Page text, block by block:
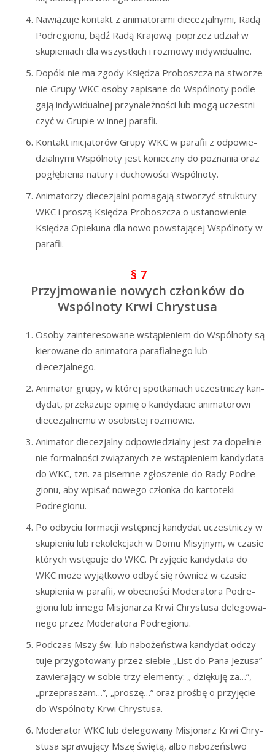
Nawią­zu­je kon­takt z ani­ma­to­ra­mi die­ce­zjal­ny­mi, Radą
Pod­re­gio­nu, bądź Radą Kra­jo­wą poprzez udział w
sku­pie­niach dla wszyst­kich i roz­mo­wy indywidualne.
Dopó­ki nie ma zgo­dy Księ­dza Pro­bosz­cza na stwo­rze­
nie Gru­py WKC oso­by zapi­sa­ne do Wspól­no­ty pod­le­
ga­ją indy­wi­du­al­nej przy­na­leż­no­ści lub mogą uczest­ni­
czyć w Gru­pie w innej parafii.
Kon­takt ini­cja­to­rów Gru­py WKC w para­fii z odpo­wie­
dzial­ny­mi Wspól­no­ty jest koniecz­ny do pozna­nia oraz
pogłę­bie­nia natu­ry i ducho­wo­ści Wspólnoty.
Ani­ma­to­rzy die­ce­zjal­ni poma­ga­ją stwo­rzyć struk­tu­ry
WKC i pro­szą Księ­dza Pro­bosz­cza o usta­no­wie­nie
Księ­dza Opie­ku­na dla nowo powsta­ją­cej Wspól­no­ty w
parafii.
§ 7
Przyjmowanie nowych członków do
Wspólnoty Krwi Chrystusa
Oso­by zain­te­re­so­wa­ne wstą­pie­niem do Wspól­no­ty są
kie­ro­wa­ne do ani­ma­to­ra para­fial­ne­go lub
diecezjalnego.
Ani­ma­tor gru­py, w któ­rej spo­tka­niach uczest­ni­czy kan­
dy­dat, prze­ka­zu­je opi­nię o kan­dy­da­cie ani­ma­to­ro­wi
die­ce­zjal­ne­mu w oso­bi­stej rozmowie.
Ani­ma­tor die­ce­zjal­ny odpo­wie­dzial­ny jest za dopeł­nie­
nie for­mal­no­ści zwią­za­nych ze wstą­pie­niem kan­dy­da­ta
do WKC, tzn. za pisem­ne zgło­sze­nie do Rady Pod­re­
gio­nu, aby wpi­sać nowe­go człon­ka do kar­to­te­ki
Podregionu.
Po odby­ciu for­ma­cji wstęp­nej kan­dy­dat uczest­ni­czy w
sku­pie­niu lub reko­lek­cjach w Domu Misyj­nym, w cza­sie
któ­rych wstę­pu­je do WKC. Przy­ję­cie kan­dy­da­ta do
WKC może wyjąt­ko­wo odbyć się rów­nież w cza­sie
sku­pie­nia w para­fii, w obec­no­ści Mode­ra­to­ra Pod­re­
gio­nu lub inne­go Misjo­na­rza Krwi Chry­stu­sa dele­go­wa­
ne­go przez Mode­ra­to­ra Podregionu.
Pod­czas Mszy św. lub nabo­żeń­stwa kan­dy­dat odczy­
tu­je przy­go­to­wa­ny przez sie­bie „List do Pana Jezu­sa”
zawie­ra­ją­cy w sobie trzy ele­men­ty: „ dzię­ku­ję za…”,
„prze­pra­szam…”, „pro­szę…” oraz proś­bę o przy­ję­cie
do Wspól­no­ty Krwi Chrystusa.
Mode­ra­tor WKC lub dele­go­wa­ny Misjo­narz Krwi Chry­
stu­sa spra­wu­ją­cy Mszę świę­tą, albo nabo­żeń­stwo